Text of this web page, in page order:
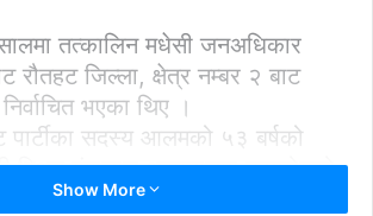
तत्कालिन मधेसी जनअधिकार
रौतहट जिल्ला, क्षेत्र नम्बर २ बाट
भएका थिए ।
पार्टीका सदस्य आलमको ५३ बर्षको
स्थित गंगालाल अस्पतालमा हृदयरोगको
असार २९ गते बेलुका पौने ७ बजे
Show More